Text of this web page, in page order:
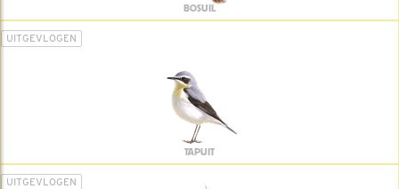
BOSUIL
UITGEVLOGEN
TAPUIT
UITGEVLOGEN